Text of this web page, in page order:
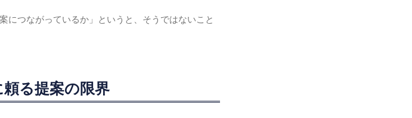
につながっているか」というと、そうではないこと
る提案の限界